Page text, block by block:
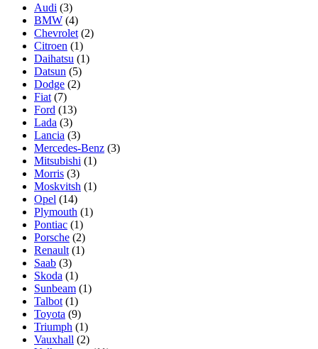
Audi (3)
BMW (4)
Chevrolet (2)
Citroen (1)
Daihatsu (1)
Datsun (5)
Dodge (2)
Fiat (7)
Ford (13)
Lada (3)
Lancia (3)
Mercedes-Benz (3)
Mitsubishi (1)
Morris (3)
Moskvitsh (1)
Opel (14)
Plymouth (1)
Pontiac (1)
Porsche (2)
Renault (1)
Saab (3)
Skoda (1)
Sunbeam (1)
Talbot (1)
Toyota (9)
Triumph (1)
Vauxhall (2)